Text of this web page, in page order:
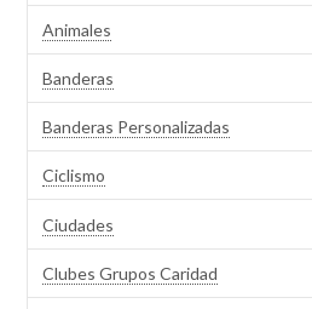
Animales
Banderas
Banderas Personalizadas
Ciclismo
Ciudades
Clubes Grupos Caridad